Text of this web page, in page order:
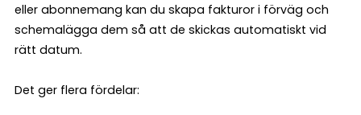
eller abonnemang kan du skapa fakturor i förväg och
schemalägga dem så att de skickas automatiskt vid
rätt datum.
Det ger flera fördelar: